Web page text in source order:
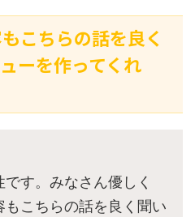
こちらの話を良く
ーを作ってくれ
す。みなさん優しく
こちらの話を良く聞い